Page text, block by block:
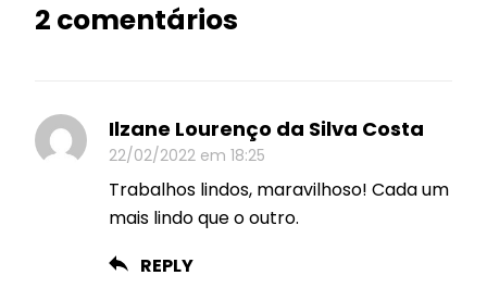
2 comentários
Ilzane Lourenço da Silva Costa
22/02/2022 em 18:25
Trabalhos lindos, maravilhoso! Cada um
mais lindo que o outro.
REPLY